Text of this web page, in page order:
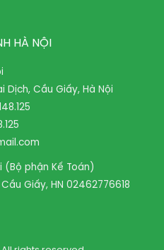
HÀ NỘI
Dịch, Cầu Giấy, Hà Nội
(Bộ phận Kế Toán)
Giấy, HN 02462776618